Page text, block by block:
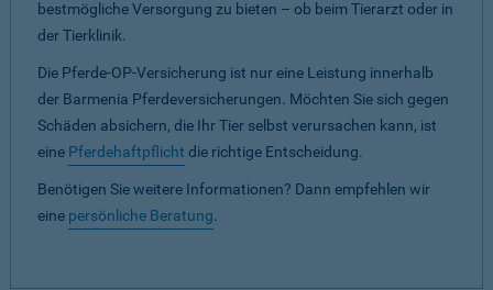
bestmögliche Versorgung zu bieten – ob beim Tierarzt oder in
der Tierklinik.
Die Pferde-OP-Versicherung ist nur eine Leistung innerhalb
der Barmenia Pferdeversicherungen. Möchten Sie sich gegen
Schäden absichern, die Ihr Tier selbst verursachen kann, ist
eine Pferdehaftpflicht die richtige Entscheidung.
Benötigen Sie weitere Informationen? Dann empfehlen wir
eine persönliche Beratung.